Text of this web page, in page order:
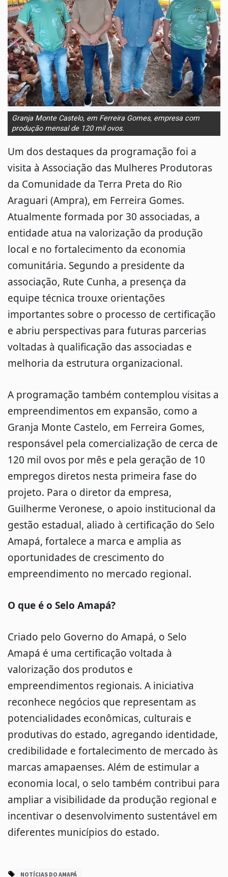
Granja Monte Castelo, em Ferreira Gomes, empresa com
produção mensal de 120 mil ovos.
Um dos destaques da programação foi a
visita à Associação das Mulheres Produtoras
da Comunidade da Terra Preta do Rio
Araguari (Ampra), em Ferreira Gomes.
Atualmente formada por 30 associadas, a
entidade atua na valorização da produção
local e no fortalecimento da economia
comunitária. Segundo a presidente da
associação, Rute Cunha, a presença da
equipe técnica trouxe orientações
importantes sobre o processo de certificação
e abriu perspectivas para futuras parcerias
voltadas à qualificação das associadas e
melhoria da estrutura organizacional.
A programação também contemplou visitas a
empreendimentos em expansão, como a
Granja Monte Castelo, em Ferreira Gomes,
responsável pela comercialização de cerca de
120 mil ovos por mês e pela geração de 10
empregos diretos nesta primeira fase do
projeto. Para o diretor da empresa,
Guilherme Veronese, o apoio institucional da
gestão estadual, aliado à certificação do Selo
Amapá, fortalece a marca e amplia as
oportunidades de crescimento do
empreendimento no mercado regional.
O que é o Selo Amapá?
Criado pelo Governo do Amapá, o Selo
Amapá é uma certificação voltada à
valorização dos produtos e
empreendimentos regionais. A iniciativa
reconhece negócios que representam as
potencialidades econômicas, culturais e
produtivas do estado, agregando identidade,
credibilidade e fortalecimento de mercado às
marcas amapaenses. Além de estimular a
economia local, o selo também contribui para
ampliar a visibilidade da produção regional e
incentivar o desenvolvimento sustentável em
diferentes municípios do estado.
NOTÍCIAS DO AMAPÁ